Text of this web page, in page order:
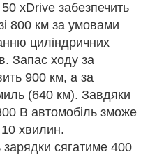
xDrive забезпечить
800 км за умовами
циліндричних
Запас ходу за
900 км, а за
(640 км). Завдяки
В автомобіль зможе
хвилин.
сягатиме 400